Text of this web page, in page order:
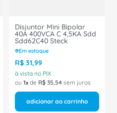
Disjuntor Mini Bipolar
40A 400VCA C 4,5KA Sdd
Sdd62C40 Steck
Em estoque
R$ 31,99
à vista no PIX
ou 1 de R$ 35,54 sem juros
adicionar ao carrinho